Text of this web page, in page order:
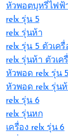
หัวพอตบุหรี่ไฟฟ้
relx รุ่น 5
relx รุ่นห้า
relx รุ่น 5 ตัวเครื่
relx รุ่นห้า ตัวเค
หัวพอด relx รุ่น 5
หัวพอด relx รุ่นห้
relx รุ่น 6
relx รุ่นหก
เครื่อง relx รุ่น 6